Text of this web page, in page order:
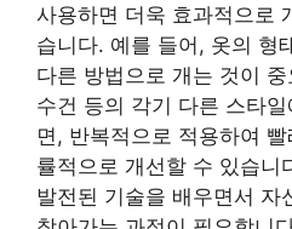
사용하면 더욱 효과적으로
습니다. 예를 들어, 옷의 형
다른 방법으로 개는 것이
수건 등의 각기 다른 스타
면, 반복적으로 적용하여
률적으로 개선할 수 있습니
발전된 기술을 배우면서 자